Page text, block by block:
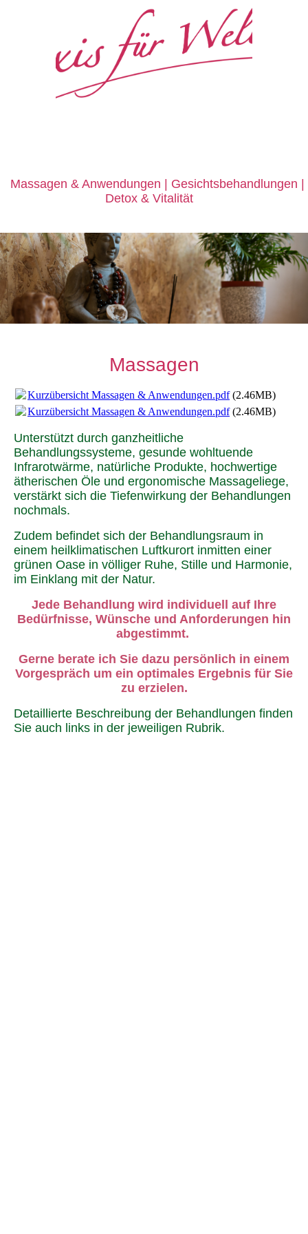
Massagen & Anwendungen | Gesichtsbehandlungen |
Detox &Vitalität
Massagen
Kurzübersicht Massagen & Anwendungen.pdf(2.46MB)
Kurzübersicht Massagen & Anwendungen.pdf(2.46MB)
Unterstützt durch ganzheitliche
Behandlungssysteme, gesunde wohltuende
Infrarotwärme, natürliche Produkte, hochwertige
ätherischen Öle und ergonomische Massageliege,
verstärkt sich die Tiefenwirkung der Behandlungen
nochmals.
Zudem befindet sich der Behandlungsraum in
einem heilklimatischen Luftkurort inmitten einer
grünen Oase in völliger Ruhe, Stille und Harmonie,
im Einklang mit der Natur.
Jede Behandlung wird individuell auf Ihre
Bedürfnisse, Wünsche und Anforderungen hin
abgestimmt.
Gerne berate ich Sie dazu persönlich in einem
Vorgespräch um ein optimales Ergebnis für Sie
zu erzielen.
Detaillierte Beschreibung der Behandlungen finden
Sie auch links in der jeweiligen Rubrik.